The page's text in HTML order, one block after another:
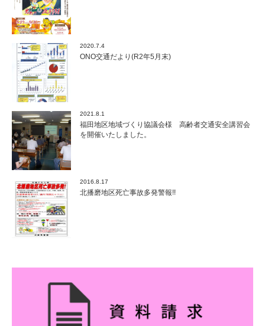
2020.7.4
ONO交通だより(R2年5月末)
2021.8.1
福田地区地域づくり協議会様 高齢者交通安全講習会
を開催いたしました。
2016.8.17
北播磨地区死亡事故多発警報!!